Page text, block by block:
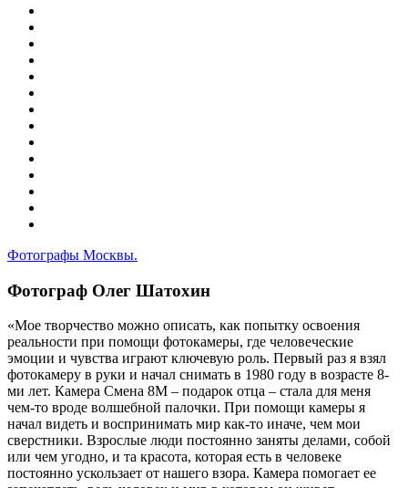
Фотографы Москвы.
Фотограф Олег Шатохин
«Мое творчество можно описать, как попытку освоения
реальности при помощи фотокамеры, где человеческие
эмоции и чувства играют ключевую роль. Первый раз я взял
фотокамеру в руки и начал снимать в 1980 году в возрасте 8-
ми лет. Камера Смена 8М – подарок отца – стала для меня
чем-то вроде волшебной палочки. При помощи камеры я
начал видеть и воспринимать мир как-то иначе, чем мои
сверстники. Взрослые люди постоянно заняты делами, собой
или чем угодно, и та красота, которая есть в человеке
постоянно ускользает от нашего взора. Камера помогает ее